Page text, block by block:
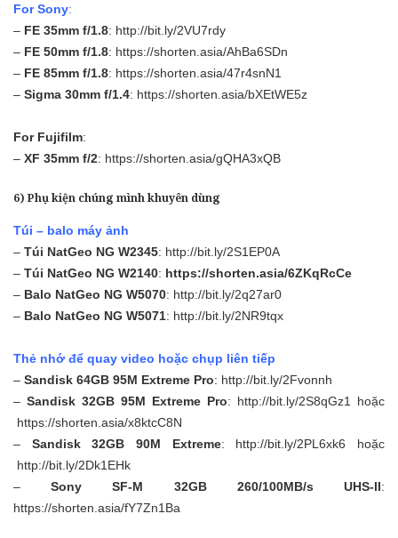
For Sony:
– FE 35mm f/1.8: http://bit.ly/2VU7rdy
– FE 50mm f/1.8: https://shorten.asia/AhBa6SDn
– FE 85mm f/1.8: https://shorten.asia/47r4snN1
– Sigma 30mm f/1.4: https://shorten.asia/bXEtWE5z
For Fujifilm:
– XF 35mm f/2: https://shorten.asia/gQHA3xQB
6) Phụ kiện chúng mình khuyên dùng
Túi – balo máy ảnh
– Túi NatGeo NG W2345: http://bit.ly/2S1EP0A
– Túi NatGeo NG W2140: https://shorten.asia/6ZKqRcCe
– Balo NatGeo NG W5070: http://bit.ly/2q27ar0
– Balo NatGeo NG W5071: http://bit.ly/2NR9tqx
Thẻ nhớ để quay video hoặc chụp liên tiếp
– Sandisk 64GB 95M Extreme Pro: http://bit.ly/2Fvonnh
– Sandisk 32GB 95M Extreme Pro: http://bit.ly/2S8qGz1
hoặc
https://shorten.asia/x8ktcC8N
– Sandisk 32GB 90M Extreme: http://bit.ly/2PL6xk6 hoặc
http://bit.ly/2Dk1EHk
–Sony SF-M 32GB 260/100MB/s UHS-II:
https://shorten.asia/fY7Zn1Ba